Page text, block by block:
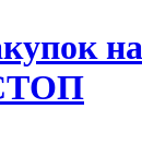
на